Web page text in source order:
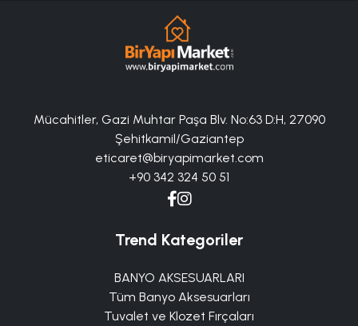
Mücahitler, Gazi Muhtar Paşa Blv. No:63 D:H, 27090
Şehitkamil/Gaziantep
eticaret@biryapimarket.com
+90 342 324 50 51
Trend Kategoriler
BANYO AKSESUARLARI
Tüm Banyo Aksesuarları
Tuvalet ve Klozet Fırçaları